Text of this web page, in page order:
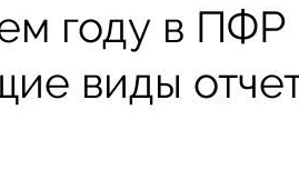
году в ПФР
виды